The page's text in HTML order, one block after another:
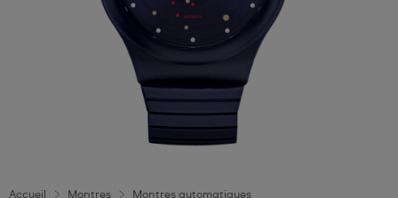
Accueil Montres Montres automatiques